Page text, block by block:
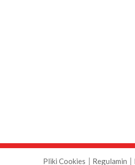
Pliki Cookies Regulamin